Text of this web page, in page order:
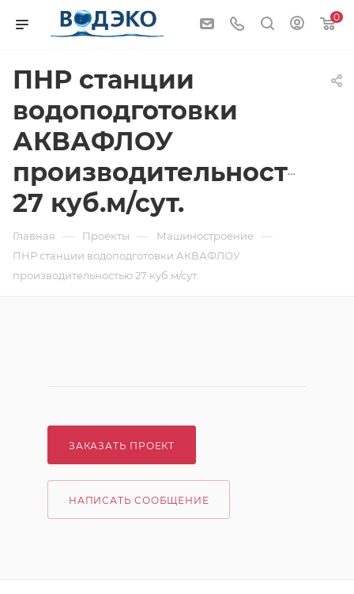
0
ПНР станции
водоподготовки
АКВАФЛОУ
производительностью
27 куб.м/сут.
Главная — Проекты — Машиностроение —
ПНР станции водоподготовки АКВАФЛОУ
производительностью 27 куб.м/сут.
ЗАКАЗАТЬ ПРОЕКТ
НАПИСАТЬ СООБЩЕНИЕ